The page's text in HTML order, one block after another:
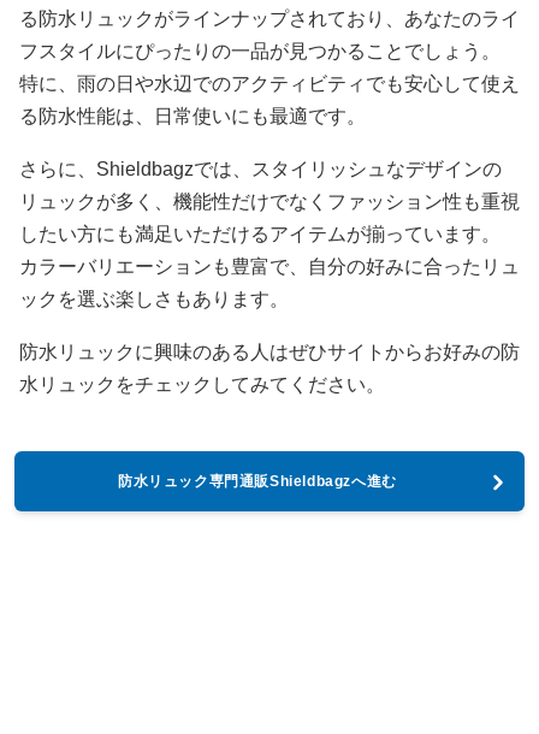
る防水リュックがラインナップされており、あなたのライ
フスタイルにぴったりの一品が見つかることでしょう。
特に、雨の日や水辺でのアクティビティでも安心して使え
る防水性能は、日常使いにも最適です。
さらに、Shieldbagzでは、スタイリッシュなデザインの
リュックが多く、機能性だけでなくファッション性も重視
したい方にも満足いただけるアイテムが揃っています。
カラーバリエーションも豊富で、自分の好みに合ったリュ
ックを選ぶ楽しさもあります。
防水リュックに興味のある人はぜひサイトからお好みの防
水リュックをチェックしてみてください。
防水リュック専門通販Shieldbagzへ進む